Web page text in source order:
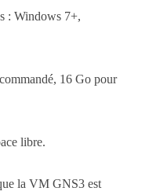
: Windows 7+,
16 Go pour
libre.
la VM GNS3 est